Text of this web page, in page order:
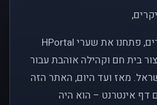
לפני כמעט שני עשורים, פתחנו את שערי HPortal
בית חם וקהילה אוהבת עבור
מאז ועד היום, האתר הזה
דף אינטרנט – הוא היה